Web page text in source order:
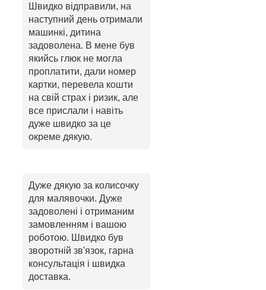
Швидко відправили, на
наступний день отримали
машинкі, дитина
задоволена. В мене був
якийсь глюк не могла
проплатити, дали номер
картки, перевела кошти
на свій страх і ризик, але
все прислали і навіть
дуже швидко за це
окреме дякую.
Дуже дякую за колисочку
для малявочки. Дуже
задоволені і отриманим
замовленням і вашою
роботою. Швидко був
зворотній зв'язок, гарна
консультація і швидка
доставка.